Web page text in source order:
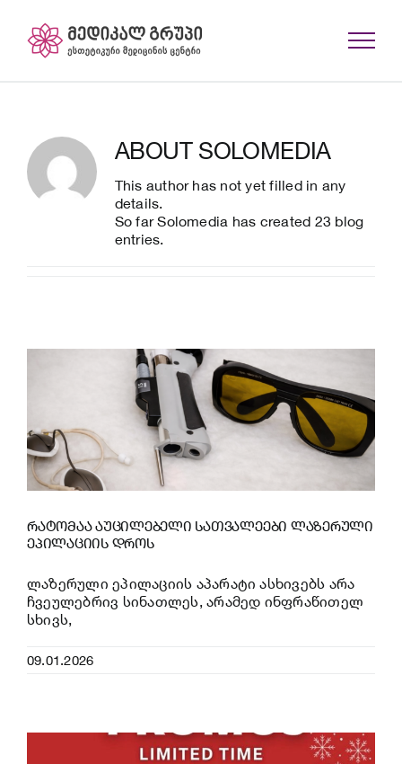
content
ABOUT SOLOMEDIA
This author has not yet filled in any
details.
So far Solomedia has created 23 blog
entries.
რატომაა აუცილებელი სათვალეები ლაზერული
ეპილაციის დროს
ლაზერული ეპილაციის აპარატი ასხივებს არა
ჩვეულებრივ სინათლეს, არამედ ინფრაწითელ
სხივს,
09.01.2026